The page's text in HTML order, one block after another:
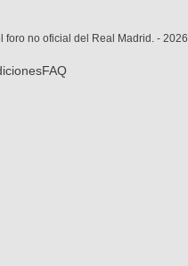
foro no oficial del Real Madrid. - 2026
FAQ